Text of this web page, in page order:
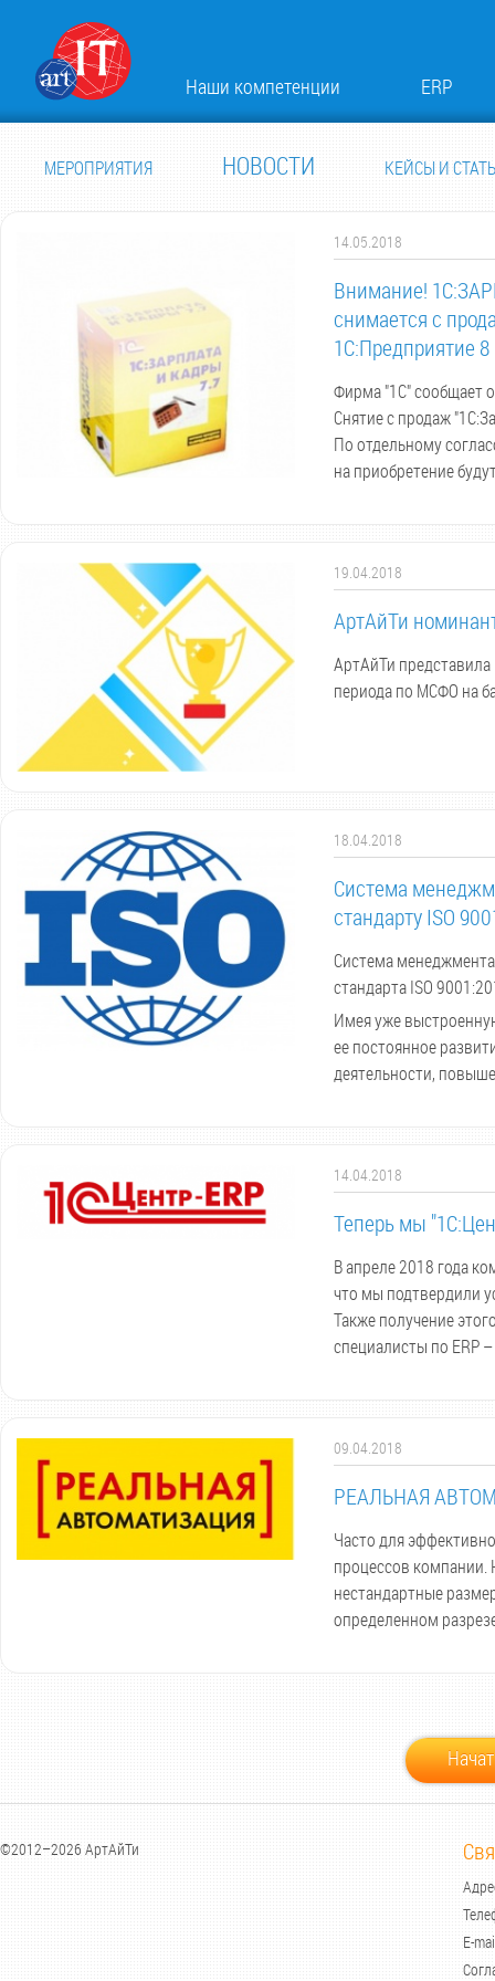
Наши компетенции ERP
МЕРОПРИЯТИЯ НОВОСТИ КЕЙСЫ И
14.05.2018
Внимание!
снимается с
1С:Предприятие 8
Фирма "1С" сообщает
Снятие с продаж
По отдельному
на приобретение
19.04.2018
АртАйТи
АртАйТи представила
периода по МСФО на
18.04.2018
Система
стандарту ISO
Система
стандарта ISO
Имея уже
ее постоянное
деятельности,
14.04.2018
Теперь мы
В апреле 2018 года
что мы подтвердили
Также получение
специалисты по ERP
09.04.2018
РЕАЛЬНАЯ
Часто для
процессов компании.
нестандартные
определенном
©2012–2026 АртАйТи
E-